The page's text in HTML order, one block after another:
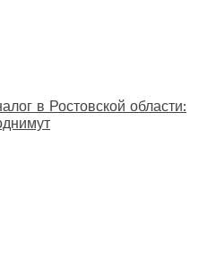
в Ростовской области: